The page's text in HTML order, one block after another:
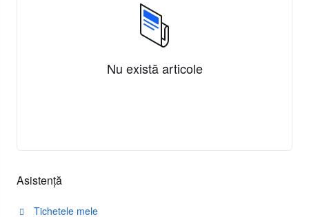
Asistență
Tichetele mele
Nu există articole